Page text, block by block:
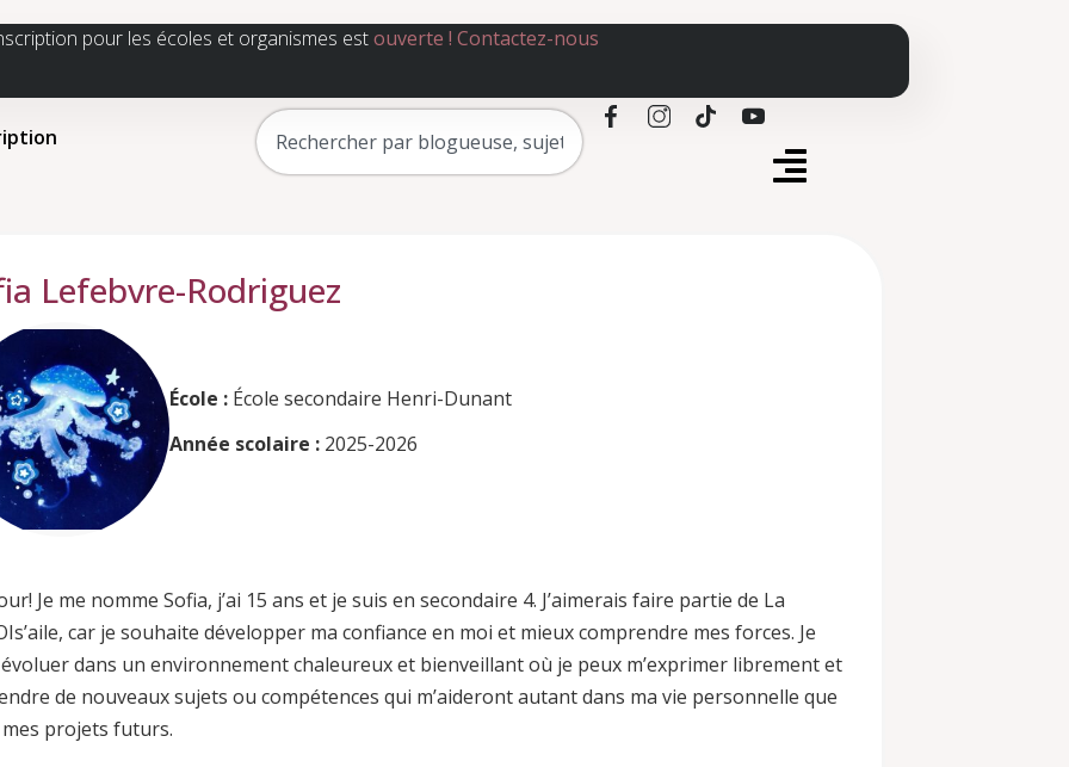
pour les écoles et organismes estouverte ! Contactez-nous
Lefebvre-Rodriguez
École :École secondaire Henri-Dunant
Année scolaire :2025-2026
Je me nomme Sofia, j’ai 15 ans et je suis en secondaire 4. J’aimerais faire partie de La
car je souhaite développer ma confiance en moi et mieux comprendre mes forces. Je
dans un environnement chaleureux et bienveillant où je peux m’exprimer librement et
de nouveaux sujets ou compétences qui m’aideront autant dans ma vie personnelle que
projets futurs.